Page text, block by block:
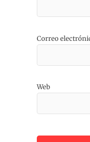
Correo
Web